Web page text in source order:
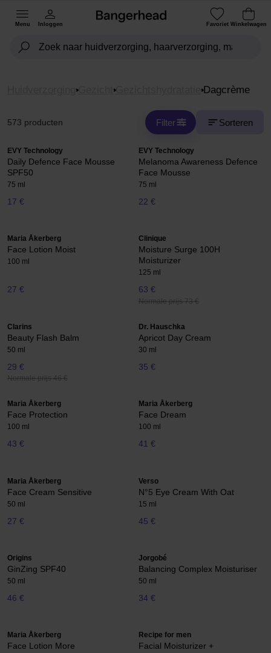
Menu Inloggen Favoriet Winkelwagen
Gezicht Gezichtshydratatie Dagcrème
573 producten Filter Sorteren
EVY Technology
Daily Defence Face Mousse
SPF50
75 ml
17 €
EVY Technology
Melanoma Awareness Defence
Face Mousse
75 ml
22 €
Maria Åkerberg
Face Lotion Moist
100 ml
27 €
Clinique
Moisture Surge 100H
Moisturizer
125 ml
63 €
Normale prijs 73 €
Clarins
Beauty Flash Balm
50 ml
29 €
Normale prijs 46 €
Dr. Hauschka
Apricot Day Cream
30 ml
35 €
Maria Åkerberg
Face Protection
100 ml
43 €
Maria Åkerberg
Face Dream
100 ml
41 €
Maria Åkerberg
Face Cream Sensitive
50 ml
27 €
Verso
N°5 Eye Cream With Oat
15 ml
45 €
Origins
GinZing SPF40
50 ml
46 €
Jorgobé
Balancing Complex Moisturiser
50 ml
34 €
Maria Åkerberg
Face Lotion More
Recipe for men
Facial Moisturizer +